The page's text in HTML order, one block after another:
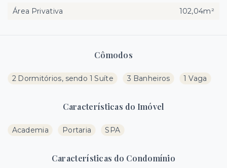
Cômodos
2 Dormitórios, sendo 1 Suíte 3 Banheiros 1 Vaga
Características do Imóvel
Academia Portaria SPA
Características do Condomínio
Área Privativa
102,04m²